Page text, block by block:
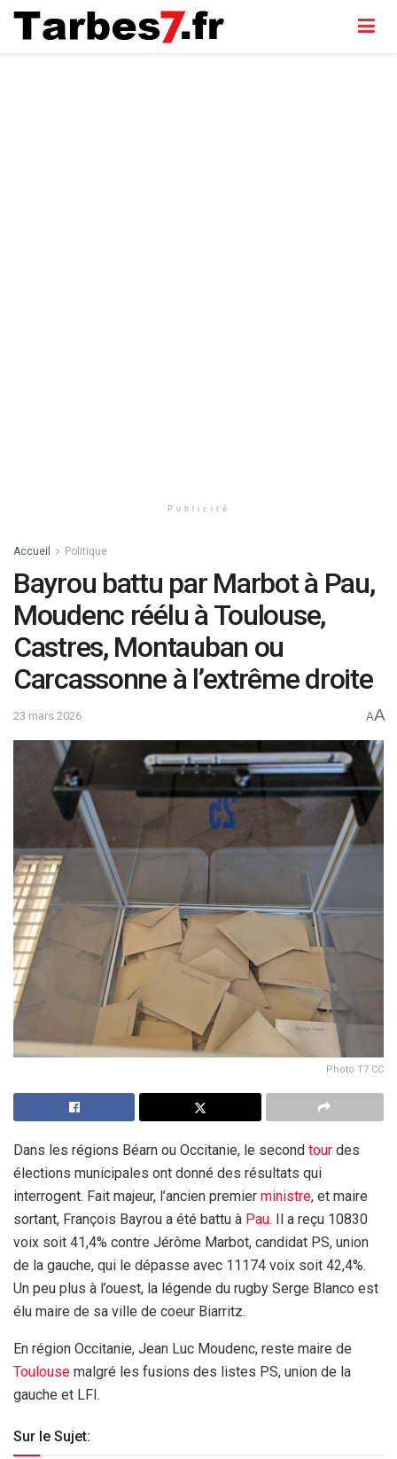
Publicité
Accueil Politique
Bayrou battu par Marbot à Pau,
Moudenc réélu à Toulouse,
Castres, Montauban ou
Carcassonne à l’extrême droite
23 mars 2026 AA
Photo T7 CC
Dans les régions Béarn ou Occitanie, le second tour des
élections municipales ont donné des résultats qui
interrogent. Fait majeur, l’ancien premier ministre, et maire
sortant, François Bayrou a été battu à Pau. Il a reçu 10830
voix soit 41,4% contre Jérôme Marbot, candidat PS, union
de la gauche, qui le dépasse avec 11174 voix soit 42,4%.
Un peu plus à l’ouest, la légende du rugby Serge Blanco est
élu maire de sa ville de coeur Biarritz.
En région Occitanie, Jean Luc Moudenc, reste maire de
Toulouse malgré les fusions des listes PS, union de la
gauche et LFI.
Sur le Sujet: